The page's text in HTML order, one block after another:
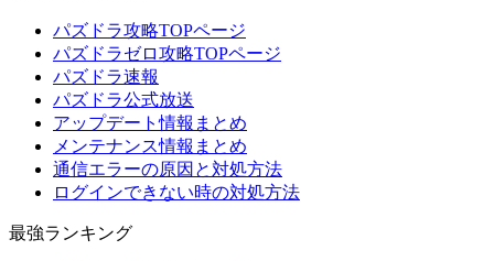
パズドラ攻略TOPページ
パズドラゼロ攻略TOPページ
パズドラ速報
パズドラ公式放送
アップデート情報まとめ
メンテナンス情報まとめ
通信エラーの原因と対処方法
ログインできない時の対処方法
最強ランキング